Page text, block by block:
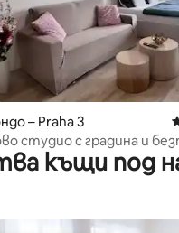
от 5, 103 отзива
– Praha 3
студио с градина и
къщи под